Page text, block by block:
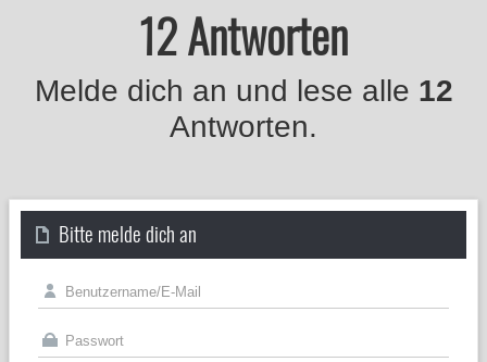
12 Antworten
Melde dich an und lese alle 12
Antworten.
Bitte melde dich an